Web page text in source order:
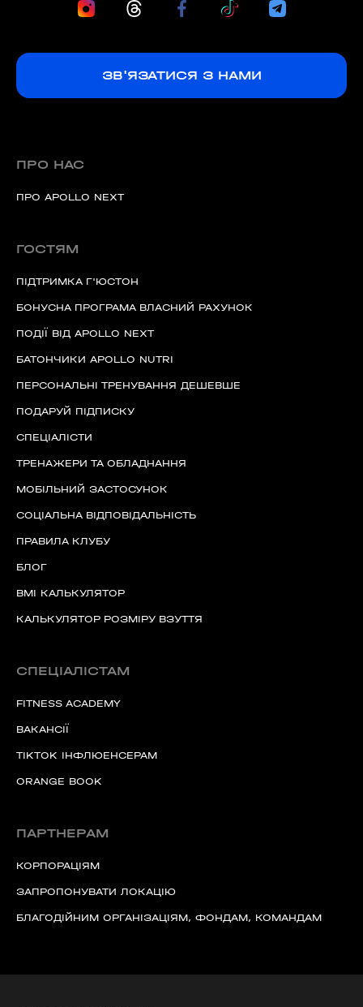
ЗВ'ЯЗАТИСЯ З НАМИ
ПРО НАС
ПРО APOLLO NEXT
ГОСТЯМ
ПІДТРИМКА Г'ЮСТОН
БОНУСНА ПРОГРАМА ВЛАСНИЙ РАХУНОК
ПОДІЇ ВІД APOLLO NEXT
БАТОНЧИКИ APOLLO NUTRI
ПЕРСОНАЛЬНІ ТРЕНУВАННЯ ДЕШЕВШЕ
ПОДАРУЙ ПІДПИСКУ
СПЕЦІАЛІСТИ
ТРЕНАЖЕРИ ТА ОБЛАДНАННЯ
МОБІЛЬНИЙ ЗАСТОСУНОК
СОЦІАЛЬНА ВІДПОВІДАЛЬНІСТЬ
ПРАВИЛА КЛУБУ
БЛОГ
BMI КАЛЬКУЛЯТОР
КАЛЬКУЛЯТОР РОЗМІРУ ВЗУТТЯ
СПЕЦІАЛІСТАМ
FITNESS ACADEMY
ВАКАНСІЇ
TIKTOK ІНФЛЮЕНСЕРАМ
ORANGE BOOK
ПАРТНЕРАМ
КОРПОРАЦІЯМ
ЗАПРОПОНУВАТИ ЛОКАЦІЮ
БЛАГОДІЙНИМ ОРГАНІЗАЦІЯМ, ФОНДАМ, КОМАНДАМ